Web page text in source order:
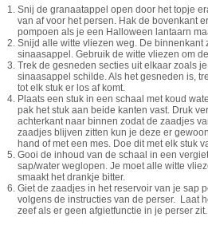
Snij de granaatappel open door het topje
van af voor het persen. Hak de bovenkant
pompoen als je een Halloween lantaarn
Snijd alle witte vliezen weg. De binnenkant
sinaasappel. Gebruik de witte vliezen om
Trek de gesneden secties uit elkaar zoals
sinaasappel schilde. Als het gesneden is,
tot elk stuk er los af komt.
Plaats een stuk in een schaal met koud
pak het stuk aan beide kanten vast. Druk
achterkant naar binnen zodat de zaadjes
zaadjes blijven zitten kun je deze er
hand of met een mes. Doe dit met elk stuk
Gooi de inhoud van de schaal in een
sap/water weglopen. Je moet alle witte
smaakt het drankje bitter.
Giet de zaadjes in het reservoir van je sap
volgens de instructies van de perser. Laat
zeef als er geen afgietfunctie in je perser zit.